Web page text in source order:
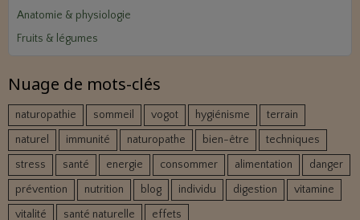
Anatomie & physiologie
Fruits & légumes
Nuage de mots-clés
naturopathie sommeil vogot hygiénisme
terrain
naturel
immunité naturopathe bien-être
techniques
stress
santé energie consommer alimentation
danger
prévention
nutrition blog individu digestion
vitamine
vitalité
santé naturelle effets